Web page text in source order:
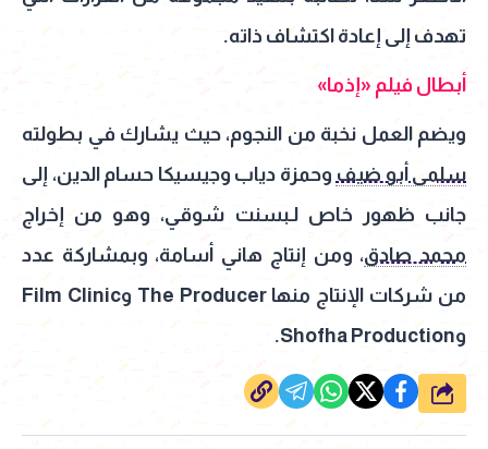
تهدف إلى إعادة اكتشاف ذاته.
أبطال فيلم «إذما»
ويضم العمل نخبة من النجوم، حيث يشارك في بطولته
سلمى أبو ضيف وحمزة دياب وجيسيكا حسام الدين، إلى
جانب ظهور خاص لـبسنت شوقي، وهو من إخراج
محمد صادق، ومن إنتاج هاني أسامة، وبمشاركة عدد
من شركات الإنتاج منها The Producer وFilm Clinic
وShofha Production.
شارك